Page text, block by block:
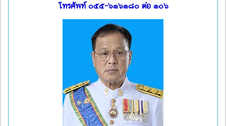
โทรศัพท์ ๐๕๕-๖๑๖๑๘๐ ต่อ ๑๐๖